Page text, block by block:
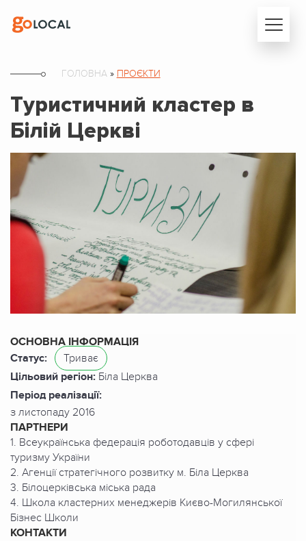
ГОЛОВНА» ПРОЄКТИ
Туристичний кластер в
Білій Церкві
ОСНОВНА ІНФОРМАЦІЯ
Статус:
Триває
Цільовий регіон: Біла Церква
Період реалізації:
з листопаду 2016
ПАРТНЕРИ
1. Всеукраїнська федерація роботодавців у сфері
туризму України
2. Агенції стратегічного розвитку м. Біла Церква
3. Білоцерківська міська рада
4. Школа кластерних менеджерів Києво-Могилянської
Бізнес Школи
КОНТАКТИ